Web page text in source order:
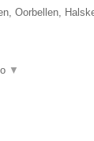
Oorbellen,
▼